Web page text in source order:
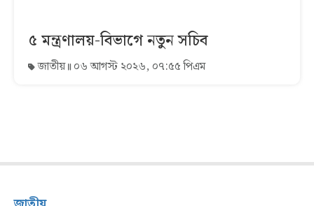
৫ মন্ত্রণালয়-বিভাগে নতুন সচিব
জাতীয় ০৬ আগস্ট ২০২৬, ০৭:৫৫ পিএম